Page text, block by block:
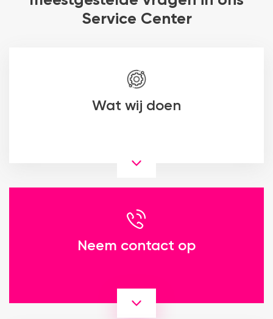
Service Center
Wat wij doen
Neem contact op